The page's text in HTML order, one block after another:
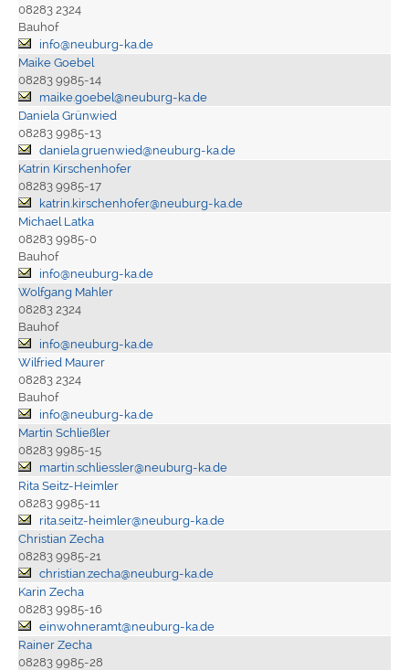
08283 2324
Bauhof
info@neuburg-ka.de
Maike Goebel
08283 9985-14
maike.goebel@neuburg-ka.de
Daniela Grünwied
08283 9985-13
daniela.gruenwied@neuburg-ka.de
Katrin Kirschenhofer
08283 9985-17
katrin.kirschenhofer@neuburg-ka.de
Michael Latka
08283 9985-0
Bauhof
info@neuburg-ka.de
Wolfgang Mahler
08283 2324
Bauhof
info@neuburg-ka.de
Wilfried Maurer
08283 2324
Bauhof
info@neuburg-ka.de
Martin Schließler
08283 9985-15
martin.schliessler@neuburg-ka.de
Rita Seitz-Heimler
08283 9985-11
rita.seitz-heimler@neuburg-ka.de
Christian Zecha
08283 9985-21
christian.zecha@neuburg-ka.de
Karin Zecha
08283 9985-16
einwohneramt@neuburg-ka.de
Rainer Zecha
08283 9985-28